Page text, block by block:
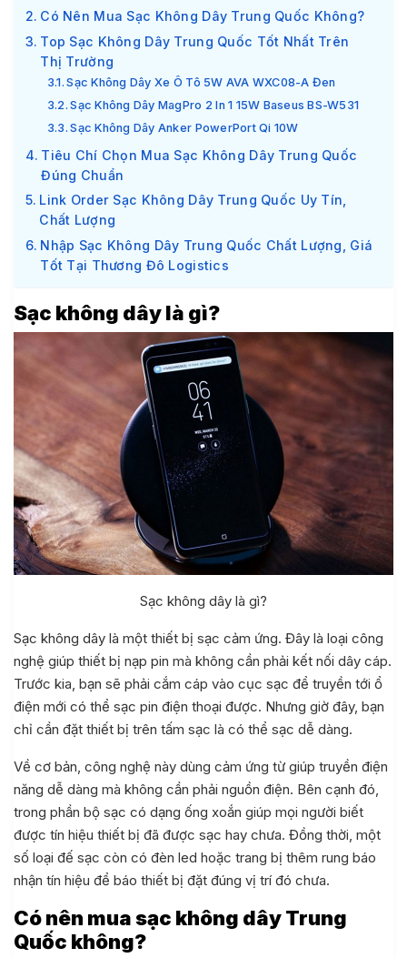
Có Nên Mua Sạc Không Dây Trung Quốc Không?
Top Sạc Không Dây Trung Quốc Tốt Nhất Trên
Thị Trường
Sạc Không Dây Xe Ô Tô 5W AVA WXC08-A Đen
Sạc Không Dây MagPro 2 In 1 15W Baseus BS-W531
Sạc Không Dây Anker PowerPort Qi 10W
Tiêu Chí Chọn Mua Sạc Không Dây Trung Quốc
Đúng Chuẩn
Link Order Sạc Không Dây Trung Quốc Uy Tín,
Chất Lượng
Nhập Sạc Không Dây Trung Quốc Chất Lượng, Giá
Tốt Tại Thương Đô Logistics
Sạc không dây là gì?
Sạc không dây là gì?
Sạc không dây là một thiết bị sạc cảm ứng. Đây là loại công
nghệ giúp thiết bị nạp pin mà không cần phải kết nối dây cáp.
Trước kia, bạn sẽ phải cắm cáp vào cục sạc để truyền tới ổ
điện mới có thể sạc pin điện thoại được. Nhưng giờ đây, bạn
chỉ cần đặt thiết bị trên tấm sạc là có thể sạc dễ dàng.
Về cơ bản, công nghệ này dùng cảm ứng từ giúp truyền điện
năng dễ dàng mà không cần phải nguồn điện. Bên cạnh đó,
trong phần bộ sạc có dạng ống xoắn giúp mọi người biết
được tín hiệu thiết bị đã được sạc hay chưa. Đồng thời, một
số loại đế sạc còn có đèn led hoặc trang bị thêm rung báo
nhận tín hiệu để báo thiết bị đặt đúng vị trí đó chưa.
Có nên mua sạc không dây Trung
Quốc không?